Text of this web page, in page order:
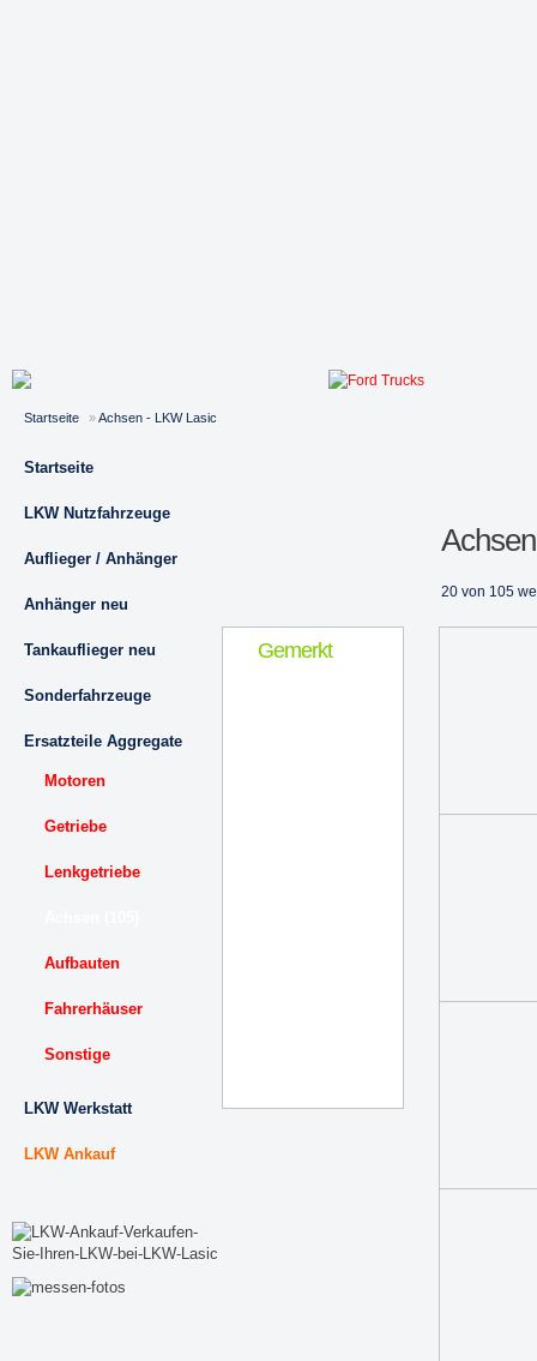
Startseite »Achsen - LKW Lasic
Startseite
LKW Nutzfahrzeuge
Auflieger / Anhänger
Anhänger neu
Tankauflieger neu
Sonderfahrzeuge
Ersatzteile Aggregate
Motoren
Getriebe
Lenkgetriebe
Aufbauten
Fahrerhäuser
Sonstige
LKW Werkstatt
LKW Ankauf
20 von 105
Gemerkt